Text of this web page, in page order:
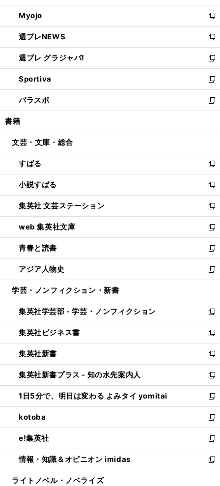
開
く
ウ
で
開
く
ン
ド
ウ
で
開
く
ウ
ィ
ン
ド
ウ
で
開
く
Myojo
新
し
い
ウ
ィ
ン
ド
ウ
で
開
週プレNEWS
新
し
い
ウ
ィ
ン
ド
ウ
開
週プレ グラジャパ!
新
し
い
ウ
ィ
ン
ウ
開
く
Sportiva
新
し
い
ウ
ン
ウ
で
開
く
パラスポ
新
し
ウ
ン
ド
ウ
で
開
く
書籍
文芸・文庫・総合
すばる
新
し
い
ウ
ィ
ン
ド
ウ
で
開
く
小説すばる
新
し
い
ウ
ィ
ン
ド
ウ
で
開
集英社 文芸ステーション
新
し
い
ウ
ィ
ン
ド
ウ
開
く
web 集英社文庫
新
し
い
ウ
ィ
ン
ウ
で
開
く
青春と読書
新
し
い
ウ
ン
ド
ウ
で
開
く
アジア人物史
新
し
ウ
ィ
ン
ド
ウ
で
開
く
学芸・ノンフィクション・新書
集英社学芸部 - 学芸・ノンフィクション
新
し
い
ウ
ィ
ン
ド
ウ
で
開
く
集英社ビジネス書
新
し
い
ウ
ィ
ン
ド
ウ
で
開
く
集英社新書
新
し
い
ウ
ィ
ン
ド
ウ
で
開
く
集英社新書プラス - 知の水先案内人
新
し
い
ウ
ィ
ン
ド
ウ
で
開
1日5分で、明日は変わる よみタイ yomitai
新
し
い
ウ
ィ
ン
ド
ウ
kotoba
新
し
い
ウ
ィ
ン
e!集英社
新
し
い
ウ
情報・知識＆オピニオン imidas
新
し
ライトノベル・ノベライズ